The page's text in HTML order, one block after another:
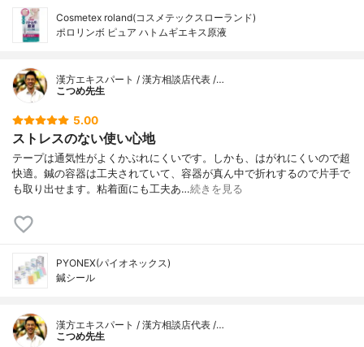
Cosmetex roland(コスメテックスローランド)
ポロリンボ ピュア ハトムギエキス原液
漢方エキスパート / 漢方相談店代表 /…
こつめ先生
5.00
ストレスのない使い心地
テープは通気性がよくかぶれにくいです。しかも、はがれにくいので超
快適。鍼の容器は工夫されていて、容器が真ん中で折れするので片手で
も取り出せます。粘着面にも工夫あ…続きを見る
PYONEX(パイオネックス)
鍼シール
漢方エキスパート / 漢方相談店代表 /…
こつめ先生